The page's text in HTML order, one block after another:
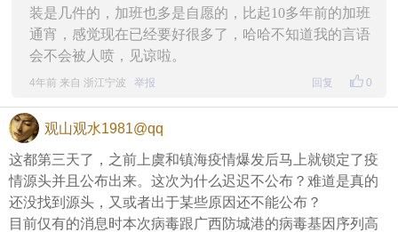
装是几件的，加班也多是自愿的，比起10多年前的加班
通宵，感觉现在已经要好很多了，哈哈不知道我的言语
会不会被人喷，见谅啦。
0
4年前 来自 浙江宁波 举报 回复
观山观水1981@qq
这都第三天了，之前上虞和镇海疫情爆发后马上就锁定了疫
情源头并且公布出来。这次为什么迟迟不公布？难道是真的
还没找到源头，又或者出于某些原因还不能公布？
目前仅有的消息时本次病毒跟广西防城港的病毒基因序列高